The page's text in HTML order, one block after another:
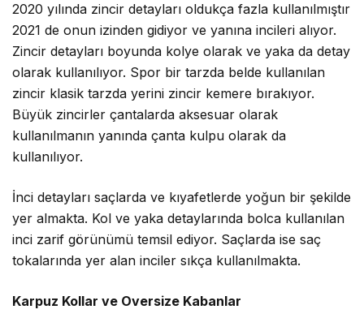
2020 yılında zincir detayları oldukça fazla kullanılmıştır
2021 de onun izinden gidiyor ve yanına incileri alıyor.
Zincir detayları boyunda kolye olarak ve yaka da detay
olarak kullanılıyor. Spor bir tarzda belde kullanılan
zincir klasik tarzda yerini zincir kemere bırakıyor.
Büyük zincirler çantalarda aksesuar olarak
kullanılmanın yanında çanta kulpu olarak da
kullanılıyor.
İnci detayları saçlarda ve kıyafetlerde yoğun bir şekilde
yer almakta. Kol ve yaka detaylarında bolca kullanılan
inci zarif görünümü temsil ediyor. Saçlarda ise saç
tokalarında yer alan inciler sıkça kullanılmakta.
Karpuz Kollar ve Oversize Kabanlar